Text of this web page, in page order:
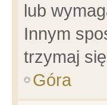
lub
Innym
trzymaj
Góra